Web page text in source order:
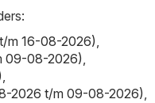
m 16-08-2026),
09-08-2026),
,
2026 t/m 09-08-2026),